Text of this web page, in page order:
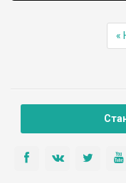
И вот спустя
«